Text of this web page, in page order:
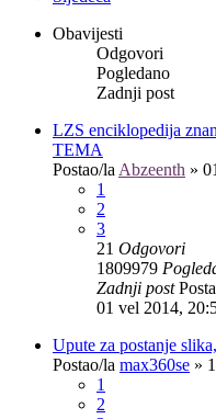
Obavijesti
Odgovori
Pogledano
Zadnji post
LZS enciklopedija
TEMA
Postao/la Abzeenth »
1
2
3
21 Odgovori
1809979
Zadnji post
01 vel 2014,
Upute za postanje
Postao/la max360se »
1
2